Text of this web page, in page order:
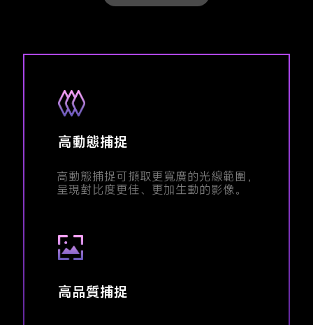
高動態捕捉
高動態捕捉可擷取更寬廣的光線範圍，
呈現對比度更佳、更加生動的影像。
高品質捕捉